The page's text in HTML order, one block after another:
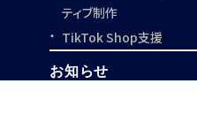
ティブ制作
TikTok Shop支援
お知らせ